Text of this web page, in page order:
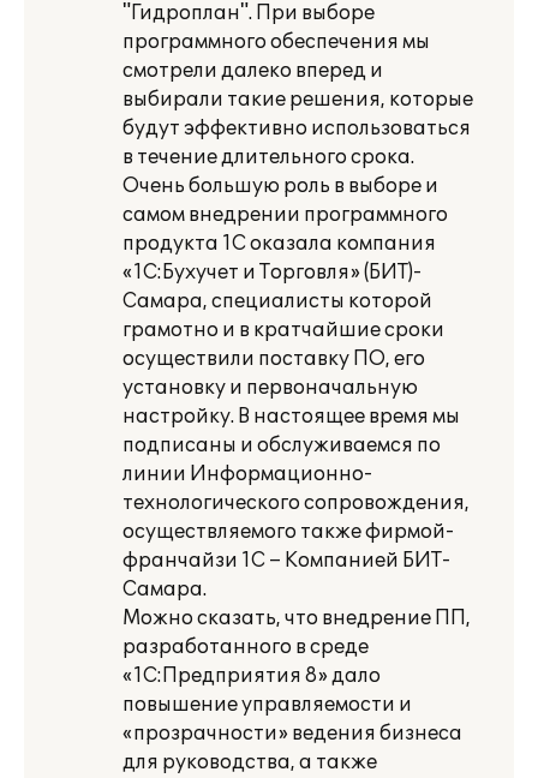
"Гидроплан". При выборе
программного обеспечения мы
смотрели далеко вперед и
выбирали такие решения, которые
будут эффективно использоваться
в течение длительного срока.
Очень большую роль в выборе и
самом внедрении программного
продукта 1С оказала компания
«1С:Бухучет и Торговля» (БИТ)-
Самара, специалисты которой
грамотно и в кратчайшие сроки
осуществили поставку ПО, его
установку и первоначальную
настройку. В настоящее время мы
подписаны и обслуживаемся по
линии Информационно-
технологического сопровождения,
осуществляемого также фирмой-
франчайзи 1С – Компанией БИТ-
Самара.
Можно сказать, что внедрение ПП,
разработанного в среде
«1С:Предприятия 8» дало
повышение управляемости и
«прозрачности» ведения бизнеса
для руководства, а также